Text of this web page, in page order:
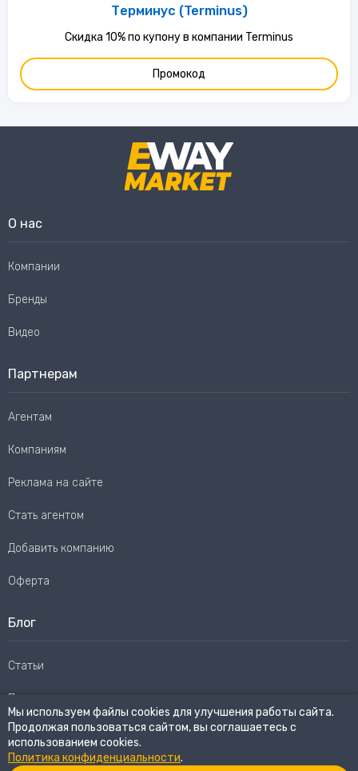
Терминус (Terminus)
Скидка 10% по купону в компании Terminus
Промокод
О нас
Компании
Бренды
Видео
Партнерам
Агентам
Компаниям
Реклама на сайте
Стать агентом
Добавить компанию
Оферта
Блог
Статьи
Пользовательское соглашение
Карта сайта
Мы используем файлы cookies для улучшения работы сайта.
Продолжая пользоваться сайтом, вы соглашаетесь с
использованием cookies.
Политика конфиденциальности.